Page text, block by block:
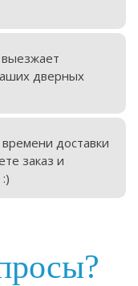
дверных
доставки
заказ и